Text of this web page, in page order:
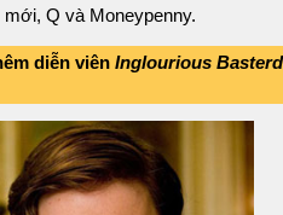
Q và Moneypenny.
diễn viên Inglourious